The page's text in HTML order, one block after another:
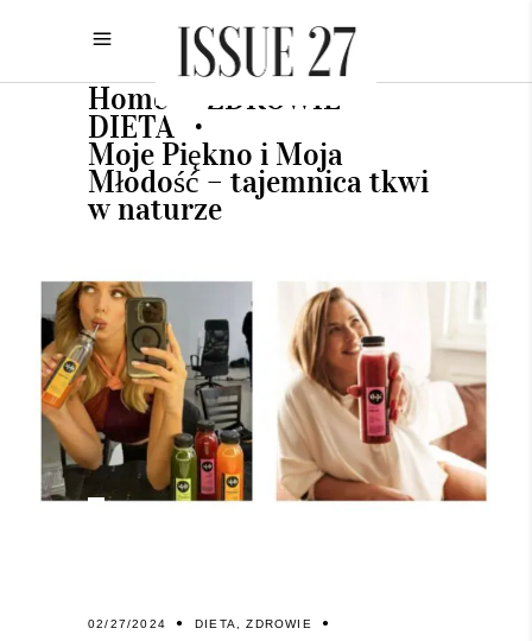
Home ZDROWIE
DIETA •
Moje Piękno i Moja
Młodość – tajemnica tkwi
w naturze
02/27/2024 DIETA,ZDROWIE